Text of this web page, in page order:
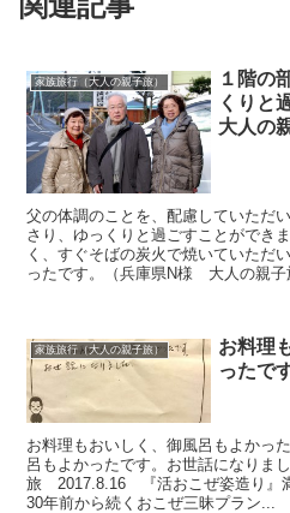
家族旅行（大人の親子旅）
１階の
くりと
大人の
父の体調のことを、配慮していただ
さり、ゆっくりと過ごすことができ
く、すぐそばの炭火で焼いていただ
ったです。（兵庫県N様 大人の親
家族旅行（大人の親子旅）
お料理
ったで
お料理もおいしく、御風呂もよかっ
呂もよかったです。お世話になりま
旅 2017.8.16 『活おこぜ姿造り』
30年前から続くおこぜ三昧プラン...